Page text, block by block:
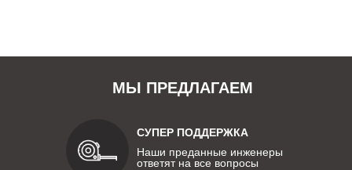
МЫ ПРЕДЛАГАЕМ
СУПЕР ПОДДЕРЖКА
Наши преданные инженеры
ответят на все вопросы